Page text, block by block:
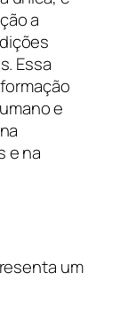
a
Essa
e
e na
um